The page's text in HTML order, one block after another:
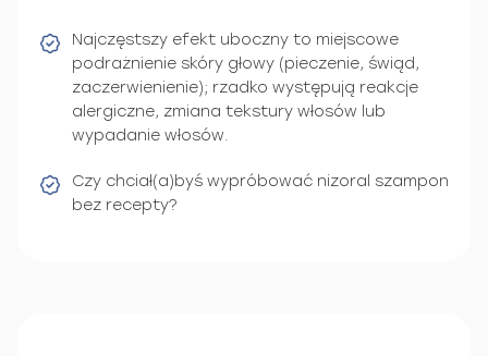
Najczęstszy efekt uboczny to miejscowe
podrażnienie skóry głowy (pieczenie, świąd,
zaczerwienienie); rzadko występują reakcje
alergiczne, zmiana tekstury włosów lub
wypadanie włosów.
Czy chciał(a)byś wypróbować nizoral szampon
bez recepty?